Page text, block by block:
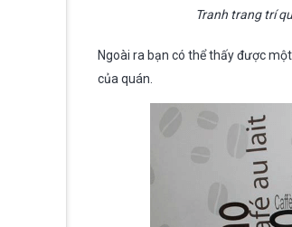
Tranh trang trí
Ngoài ra bạn có thể thấy được
của quán.